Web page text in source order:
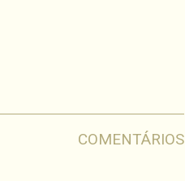
COMENTÁRIOS